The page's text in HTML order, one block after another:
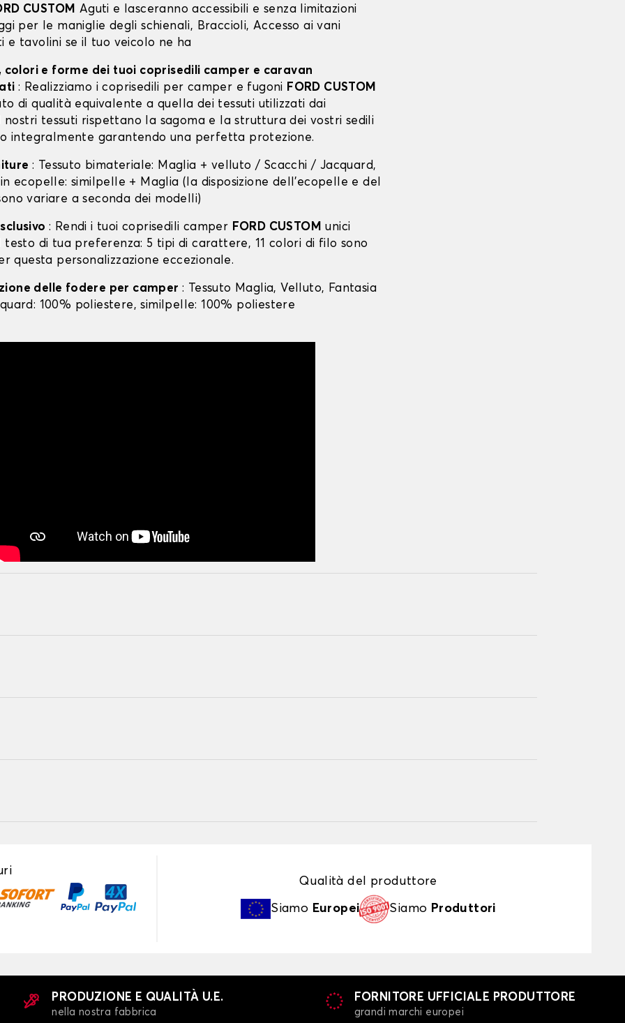
CUSTOM Aguti e lasceranno accessibili e senza limitazioni
per le maniglie degli schienali, Braccioli, Accesso ai vani
e tavolini se il tuo veicolo ne ha
colori e forme dei tuoi coprisedili camper e caravan
: Realizziamo i coprisedili per camper e fugoni FORD CUSTOM
di qualità equivalente a quella dei tessuti utilizzati dai
tessuti rispettano la sagoma e la struttura dei vostri sedili
integralmente garantendo una perfetta protezione.
: Tessuto bimateriale: Maglia + velluto / Scacchi / Jacquard,
ecopelle: similpelle + Maglia (la disposizione dell’ecopelle e del
variare a seconda dei modelli)
: Rendi i tuoi coprisedili camper FORD CUSTOM unici
testo di tua preferenza: 5 tipi di carattere, 11 colori di filo sono
questa personalizzazione eccezionale.
delle fodere per camper : Tessuto Maglia, Velluto, Fantasia
100% poliestere, similpelle: 100% poliestere
Qualità del produttore
Siamo Europei Siamo Produttori
PRODUZIONE E QUALITÀ U.E.
nella nostra fabbrica
FORNITORE UFFICIALE PRODUTTORE
grandi marchi europei